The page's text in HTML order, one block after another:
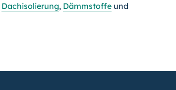
Dachisolierung, Dämmstoffe und